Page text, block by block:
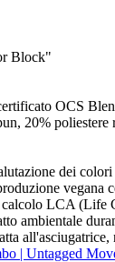
Block"
OCS
20%
dei colori
vegana
LCA (Life
ambientale
all'asciugatrice,
| Untagged